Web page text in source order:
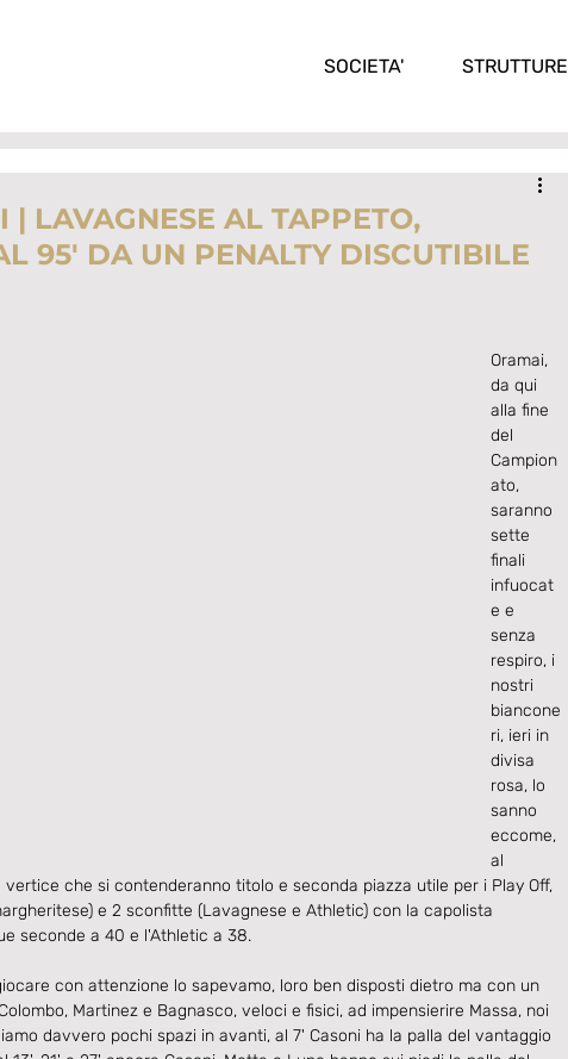
SOCIETA' STRUTTURE
| LAVAGNESE AL TAPPETO,
95' DA UN PENALTY DISCUTIBILE
Oramai,
da qui
alla fine
del
Campion
ato,
saranno
sette
finali
infuocat
e e
senza
respiro, i
nostri
biancone
ri, ieri in
divisa
rosa, lo
sanno
eccome,
al
che si contenderanno titolo e seconda piazza utile per i Play Off,
e 2 sconfitte (Lavagnese e Athletic) con la capolista
seconde a 40 e l'Athletic a 38.
con attenzione lo sapevamo, loro ben disposti dietro ma con un
Martinez e Bagnasco, veloci e fisici, ad impensierire Massa, noi
davvero pochi spazi in avanti, al 7' Casoni ha la palla del vantaggio